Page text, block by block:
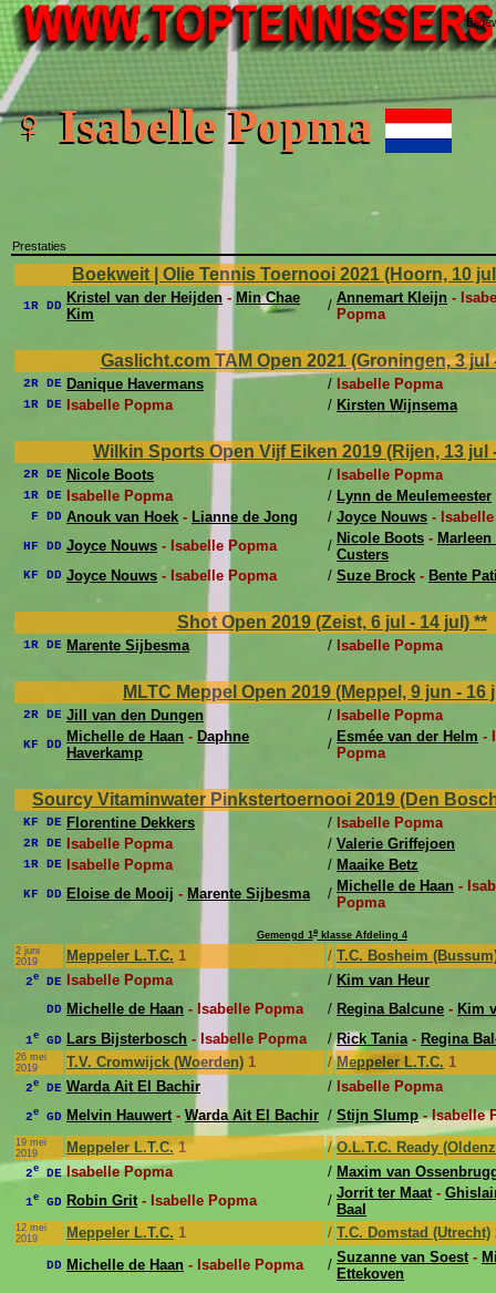
♀ Isabelle Popma
Prestaties
Boekweit | Olie Tennis Toernooi 2021 (Hoorn, 10
1R DD Kristel van der Heijden - Min Chae
Kim
/ Annemart Kleijn -
Popma
Gaslicht.com TAM Open 2021 (Groningen, 3 jul
2R DE Danique Havermans / Isabelle Popma
1R DE Isabelle Popma / Kirsten Wijnsema
Wilkin Sports Open Vijf Eiken 2019 (Rijen, 13 jul
2R DE Nicole Boots / Isabelle Popma
1R DE Isabelle Popma / Lynn de Meulemeester
F DD Anouk van Hoek - Lianne de Jong / Joyce Nouws -
HF DD Joyce Nouws - Isabelle Popma / Nicole Boots -
Custers
KF DD Joyce Nouws - Isabelle Popma / Suze Brock - Bente
Shot Open 2019 (Zeist, 6 jul - 14 jul) **
1R DE Marente Sijbesma / Isabelle Popma
MLTC Meppel Open 2019 (Meppel, 9 jun - 16
2R DE Jill van den Dungen / Isabelle Popma
KF DD Michelle de Haan - Daphne
Haverkamp
/ Esmée van der Helm -
Popma
Sourcy Vitaminwater Pinkstertoernooi 2019 (Den
KF DE Florentine Dekkers / Isabelle Popma
2R DE Isabelle Popma / Valerie Griffejoen
1R DE Isabelle Popma / Maaike Betz
KF DD Eloise de Mooij - Marente Sijbesma / Michelle de Haan -
Popma
Gemengd 1eklasse Afdeling 4
2 juni
2019
Meppeler L.T.C. 1 / T.C. Bosheim
2e DE Isabelle Popma / Kim van Heur
DD Michelle de Haan - Isabelle Popma / Regina Balcune - Kim
1e GD Lars Bijsterbosch - Isabelle Popma / Rick Tania- Regina
26 mei
2019
T.V. Cromwijck (Woerden) 1 / Meppeler L.T.C. 1
2e DE Warda Ait El Bachir / Isabelle Popma
2e GD Melvin Hauwert- Warda Ait El Bachir / Stijn Slump- Isabelle
19 mei
2019
Meppeler L.T.C. 1 / O.L.T.C. Ready
2e DE Isabelle Popma / Maxim van
1e GD Robin Grit- Isabelle Popma / Jorrit ter Maat-
Baal
12 mei
2019
Meppeler L.T.C. 1 / T.C. Domstad (Utrecht)
DD Michelle de Haan - Isabelle Popma / Suzanne van Soest-
Ettekoven